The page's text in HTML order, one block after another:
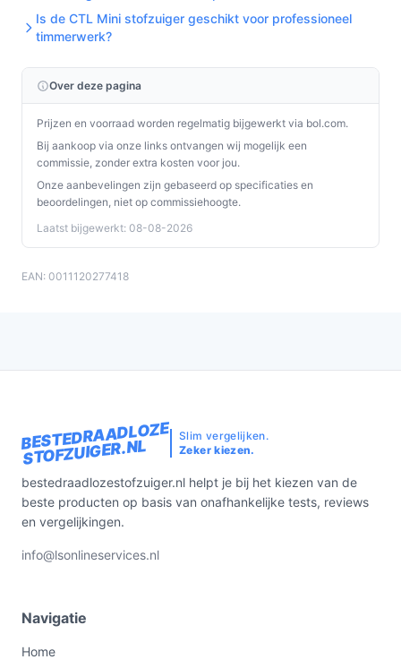
zuigen en dweilen, wat tijd bespaart. Het heeft een
kleiner reservoir en kortere gebruiksduur dan een
netstroom-stofzuiger, maar biedt meer flexibiliteit
zonder snoer en minder stappen dan apart stofzuigen
en dweilen.
Conclusie
De Bissell CrossWave OmniFind Pro B4008N is een
praktische keuze voor wie snel en doelgericht wil
schoonmaken, vooral in huishoudens met huisdieren.
Het model is zakloos, gebruiksvriendelijk en combineert
meerdere reinigfuncties in één apparaat.
Is de CTL Mini stofzuiger geschikt voor professioneel
timmerwerk?
Over deze pagina
Prijzen en voorraad worden regelmatig bijgewerkt via bol.com.
Bij aankoop via onze links ontvangen wij mogelijk een
commissie, zonder extra kosten voor jou.
Onze aanbevelingen zijn gebaseerd op specificaties en
beoordelingen, niet op commissiehoogte.
Laatst bijgewerkt: 08-08-2026
EAN: 0011120277418
BESTEDRAADLOZE
STOFZUIGER.NL
Slim vergelijken.
Zeker kiezen.
bestedraadlozestofzuiger.nl helpt je bij het kiezen van de
beste producten op basis van onafhankelijke tests, reviews
en vergelijkingen.
info@lsonlineservices.nl
Navigatie
Home